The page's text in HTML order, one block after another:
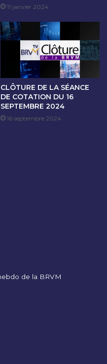
11 janvier 2024
CLÔTURE DE LA SÉANCE
DE COTATION DU 16
SEPTEMBRE 2024
16 septembre 2024
de la BRVM